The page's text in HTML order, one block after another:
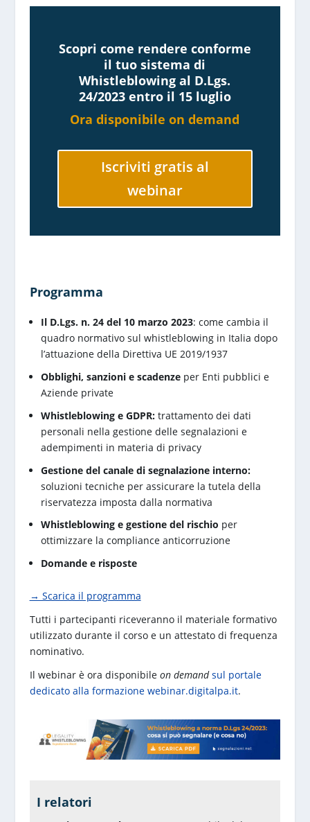
Scopri come rendere conforme
il tuo sistema di
Whistleblowing al D.Lgs.
24/2023 entro il 15 luglio
Ora disponibile on demand
Iscriviti gratis al
webinar
Programma
Il D.Lgs. n. 24 del 10 marzo 2023: come cambia il
quadro normativo sul whistleblowing in Italia dopo
l’attuazione della Direttiva UE 2019/1937
Obblighi, sanzioni e scadenze per Enti pubblici e
Aziende private
Whistleblowing e GDPR:trattamento dei dati
personali nella gestione delle segnalazioni e
adempimenti in materia di privacy
Gestione del canale di segnalazione interno:
soluzioni tecniche per assicurare la tutela della
riservatezza imposta dalla normativa
Whistleblowing e gestione del rischio per
ottimizzare la compliance anticorruzione
Domande e risposte
→ Scarica il programma
Tutti i partecipanti riceveranno il materiale formativo
utilizzato durante il corso e un attestato di frequenza
nominativo.
Il webinar è ora disponibile on demand sul portale
dedicato alla formazione webinar.digitalpa.it.
I relatori